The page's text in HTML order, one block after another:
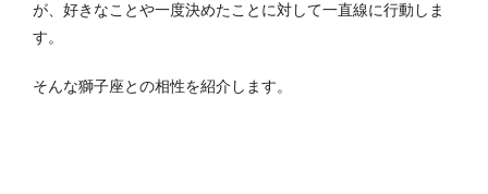
が、好きなことや一度決めたことに対して一直線に行動しま
す。
そんな獅子座との相性を紹介します。